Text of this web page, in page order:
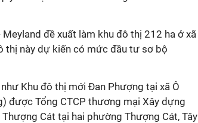
Meyland đề xuất làm khu đô thị 212 ha ở xã
thị này dự kiến có mức đầu tư sơ bộ
Khu đô thị mới Đan Phượng tại xã Ô
được Tổng CTCP thương mại Xây dựng
Cát tại hai phường Thượng Cát, Tây